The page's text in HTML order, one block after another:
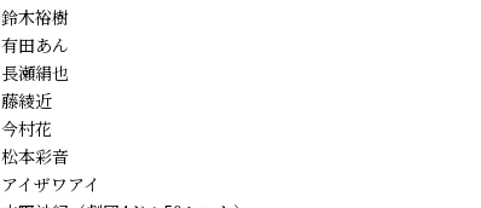
鈴木裕樹
有田あん
長瀬絹也
藤綾近
今村花
松本彩音
アイザワアイ